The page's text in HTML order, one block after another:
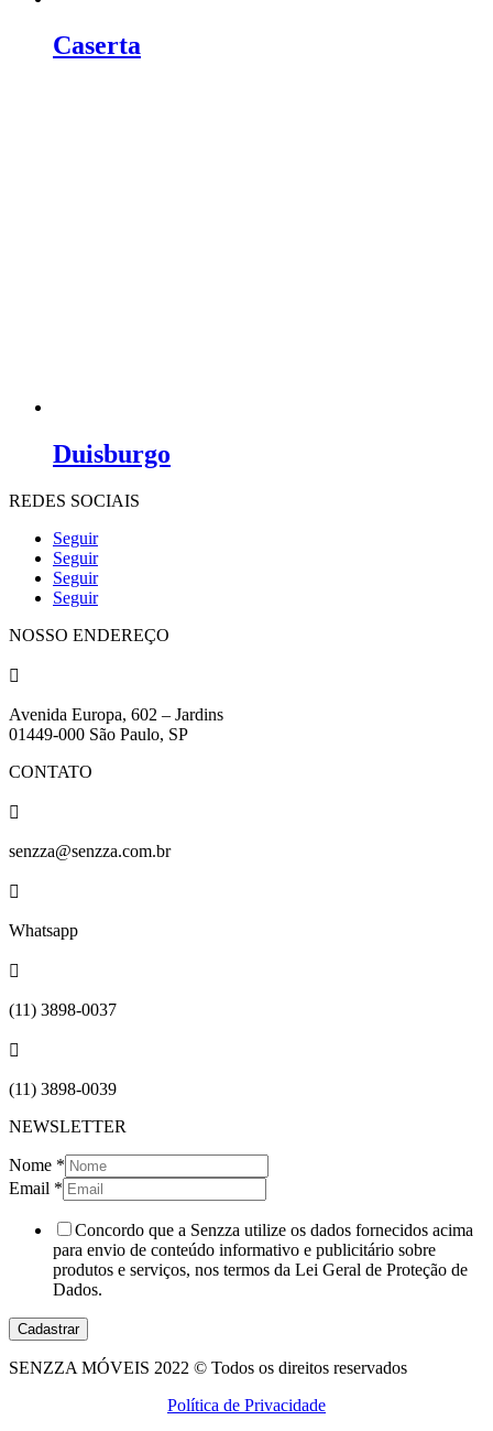
Caserta
Duisburgo
REDES SOCIAIS
Seguir
Seguir
Seguir
Seguir
NOSSO ENDEREÇO

Avenida Europa, 602 – Jardins
01449-000 São Paulo, SP
CONTATO

senzza@senzza.com.br

Whatsapp

(11) 3898-0037

(11) 3898-0039
NEWSLETTER
Nome *
Email *
Concordo que a Senzza utilize os dados fornecidos acima
para envio de conteúdo informativo e publicitário sobre
produtos e serviços, nos termos da Lei Geral de Proteção de
Dados.
Cadastrar
SENZZA MÓVEIS 2022 © Todos os direitos reservados
Política de Privacidade